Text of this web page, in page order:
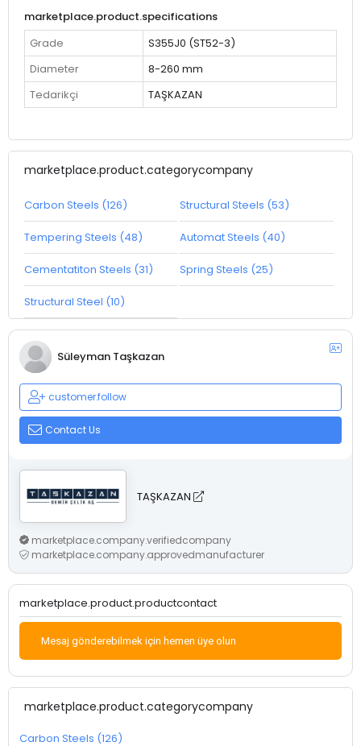
marketplace.product.specifications
Grade
S355J0 (ST52-3)
Diameter
8-260 mm
Tedarikçi
TAŞKAZAN
marketplace.product.categorycompany
Carbon Steels (126) Structural Steels (53)
Tempering Steels (48) Automat Steels (40)
Cementatiton Steels (31) Spring Steels (25)
Structural Steel (10)
Süleyman Taşkazan
customer.follow
Contact Us
TAŞKAZAN
marketplace.company.verifiedcompany
marketplace.company.approvedmanufacturer
marketplace.product.productcontact
Mesaj gönderebilmek için hemen üye olun
marketplace.product.categorycompany
Carbon Steels (126)